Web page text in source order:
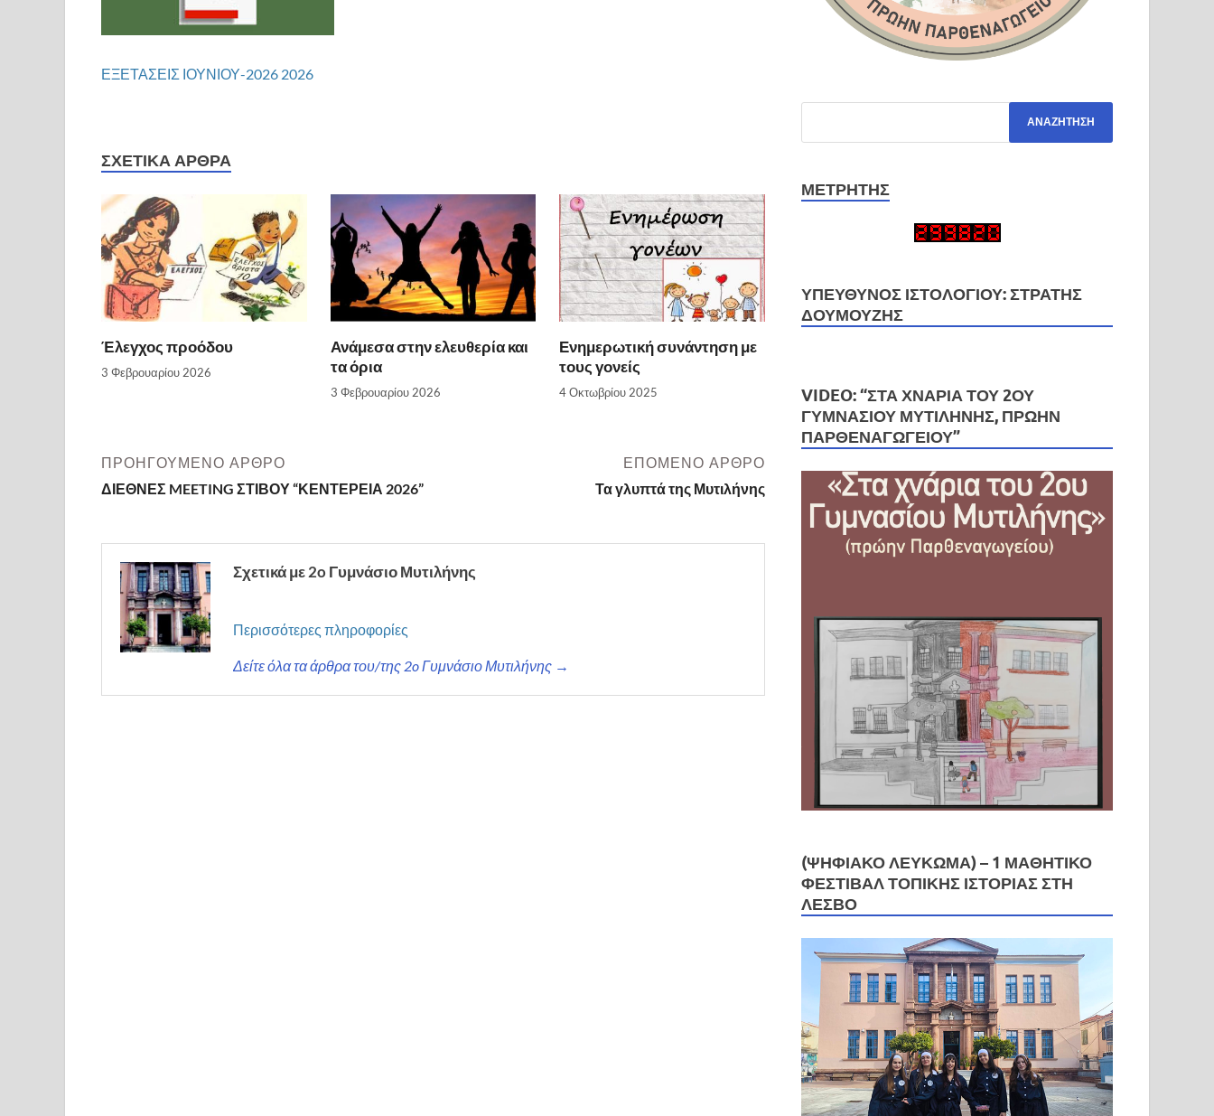
ΕΞΕΤΑΣΕΙΣ ΙΟΥΝΙΟΥ-2026 2026
ΣΧΕΤΙΚΆ ΆΡΘΡΑ
Έλεγχος προόδου
3 Φεβρουαρίου 2026
Ανάμεσα στην ελευθερία και
τα όρια
3 Φεβρουαρίου 2026
Ενημερωτική συνάντηση με
τους γονείς
4 Οκτωβρίου 2025
ΠΡΟΗΓΟΎΜΕΝΟ ΆΡΘΡΟ
ΔΙΕΘΝΕΣ MEETING ΣΤΙΒΟΥ “ΚΕΝΤΕΡΕΙΑ 2026”
ΕΠΌΜΕΝΟ ΆΡΘΡΟ
Τα γλυπτά της Μυτιλήνης
Σχετικά με 2o Γυμνάσιο Μυτιλήνης
Περισσότερες πληροφορίες
Δείτε όλα τα άρθρα του/της 2o Γυμνάσιο Μυτιλήνης →
ΜΕΤΡΗΤΉΣ
ΥΠΕΎΘΥΝΟΣ ΙΣΤΟΛΟΓΊΟΥ: ΣΤΡΑΤΉΣ
ΔΟΥΜΟΎΖΗΣ
VIDEO: “ΣΤΑ ΧΝΆΡΙΑ ΤΟΥ 2ΟΥ
ΓΥΜΝΑΣΊΟΥ ΜΥΤΙΛΉΝΗΣ, ΠΡΏΗΝ
ΠΑΡΘΕΝΑΓΩΓΕΊΟΥ”
(ΨΗΦΙΑΚΟ ΛΕΥΚΩΜΑ) – 1 ΜΑΘΗΤΙΚΌ
ΦΕΣΤΙΒΆΛ ΤΟΠΙΚΉΣ ΙΣΤΟΡΊΑΣ ΣΤΗ
ΛΈΣΒΟ